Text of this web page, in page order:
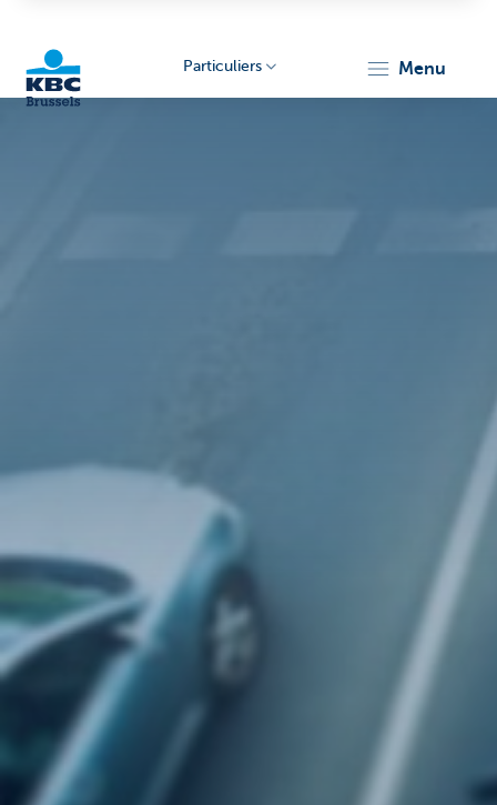
Particuliers menu